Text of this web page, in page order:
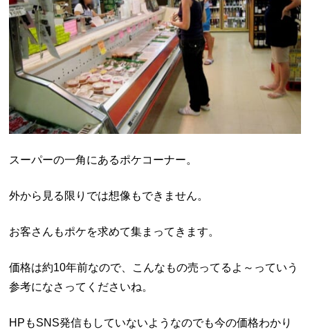
スーパーの一角にあるポケコーナー。
外から見る限りでは想像もできません。
お客さんもポケを求めて集まってきます。
価格は約10年前なので、こんなもの売ってるよ～っていう
参考になさってくださいね。
HPもSNS発信もしていないようなのでも今の価格わかり